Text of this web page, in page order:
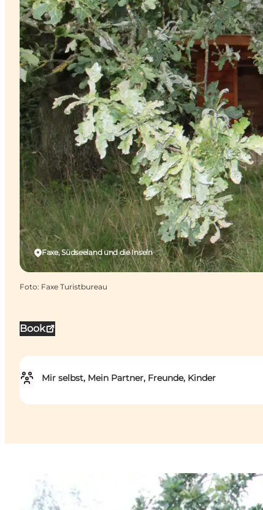
Book
Mir selbst, Mein Partner, Freunde, Kinder
Faxe, Südseeland und die Inseln
Foto: Faxe Turistbureau